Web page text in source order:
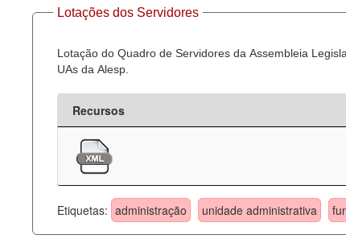
Lotações dos Servidores
Lotação do Quadro de Servidores da Assembleia
UAs da Alesp.
Recursos
Etiquetas: administração unidade administrativa